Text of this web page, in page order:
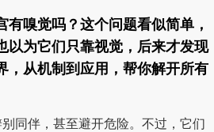
嗅觉吗？这个问题看似简单，
以为它们只靠视觉，后来才发现
，从机制到应用，帮你解开所有
同伴，甚至避开危险。不过，它们